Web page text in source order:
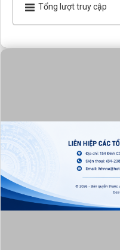
Tổng lượt truy cập